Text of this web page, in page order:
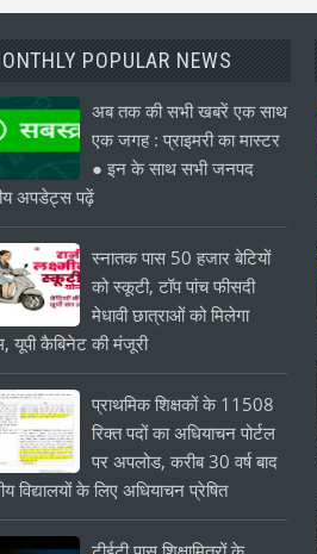
POPULAR NEWS
अब तक की सभी खबरें एक साथ
एक जगह : प्राइमरी का मास्टर
● इन के साथ सभी जनपद
अपडेट्स पढ़ें
स्नातक पास 50 हजार बेटियों
को स्कूटी, टॉप पांच फीसदी
मेधावी छात्राओं को मिलेगा
यूपी कैबिनेट की मंजूरी
प्राथमिक शिक्षकों के 11508
रिक्त पदों का अधियाचन पोर्टल
पर अपलोड, करीब 30 वर्ष बाद
विद्यालयों के लिए अधियाचन प्रेषित